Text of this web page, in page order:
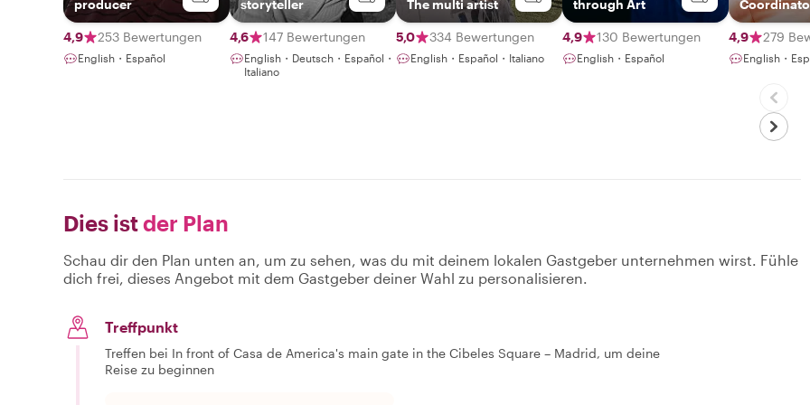
producer
4,9 253 Bewertungen
English・Español
storyteller
4,6 147 Bewertungen
English・Deutsch・Español・
Italiano
The multi artist
5,0 334 Bewertungen
English・Español・Italiano
through Art
4,9 130 Bewertungen
English・Español
4,9 279
English・
Dies istder Plan
Schau dir den Plan unten an, um zu sehen, was du mit deinem lokalen Gastgeber unternehmen wirst. Fühle
dich frei, dieses Angebot mit dem Gastgeber deiner Wahl zu personalisieren.
Treffpunkt
Treffen bei In front of Casa de America's main gate in the Cibeles Square – Madrid, um deine
Reise zu beginnen